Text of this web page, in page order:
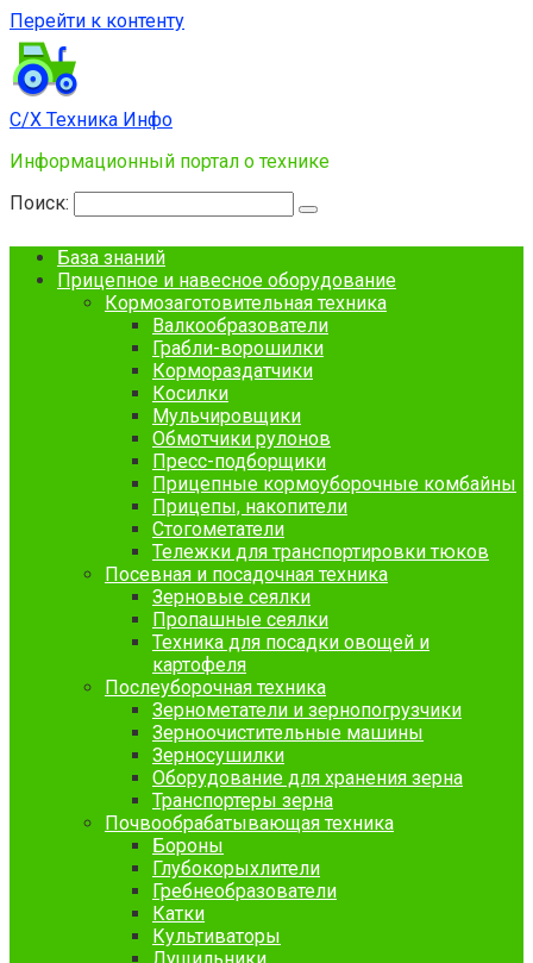
Перейти к контенту
С/Х Техника Инфо
Информационный портал о технике
Поиск:
База знаний
Прицепное и навесное оборудование
Кормозаготовительная техника
Валкообразователи
Грабли-ворошилки
Кормораздатчики
Косилки
Мульчировщики
Обмотчики рулонов
Пресс-подборщики
Прицепные кормоуборочные комбайны
Прицепы, накопители
Стогометатели
Тележки для транспортировки тюков
Посевная и посадочная техника
Зерновые сеялки
Пропашные сеялки
Техника для посадки овощей и
картофеля
Послеуборочная техника
Зернометатели и зернопогрузчики
Зерноочистительные машины
Зерносушилки
Оборудование для хранения зерна
Транспортеры зерна
Почвообрабатывающая техника
Бороны
Глубокорыхлители
Гребнеобразователи
Катки
Культиваторы